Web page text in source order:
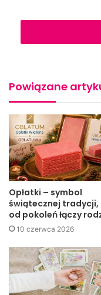
Krystyna
„Właśnie tutaj w
pierwszych kursów
Małkowscy”–
Jaśle.
Powiązane
Opłatki – symbol
świątecznej tradycji,
od pokoleń łączy
10 czerwca 2026